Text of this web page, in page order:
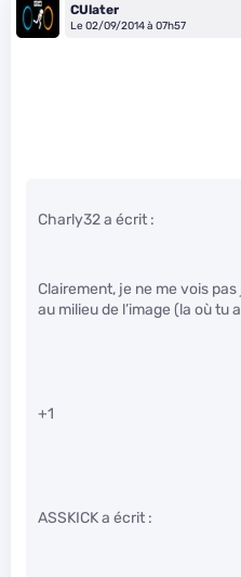
CUlater
Le 02/09/2014 à 07h57
Charly32 a écrit :
Clairement, je ne me vois
au milieu de l’image (la où tu
+1
ASSKICK a écrit :